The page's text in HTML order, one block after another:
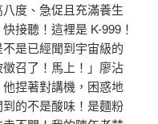
度、急促且充滿養生
接聽！這裡是 K-999！
是已經聞到宇宙級的
召了！馬上！」廖沾
捏著對講機，困惑地
的不是酸味！是麵粉